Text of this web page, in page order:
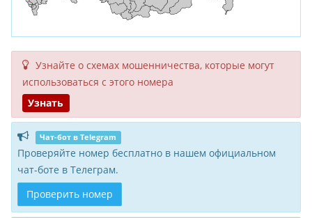
Узнайте о схемах мошенни­чества, кото­рые могут
исполь­зоваться с этого номера
Узнать
Чат-бот в Telegram
Проверяйте номер бесплатно в нашем официальном
чат-боте в Телеграм.
Проверить номер